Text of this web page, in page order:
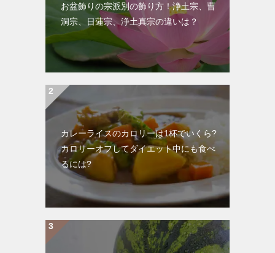
お盆飾りの宗派別の飾り方！浄土宗、曹
洞宗、日蓮宗、浄土真宗の違いは？
カレーライスのカロリーは1杯でいくら?
カロリーオフしてダイエット中にも食べ
るには?